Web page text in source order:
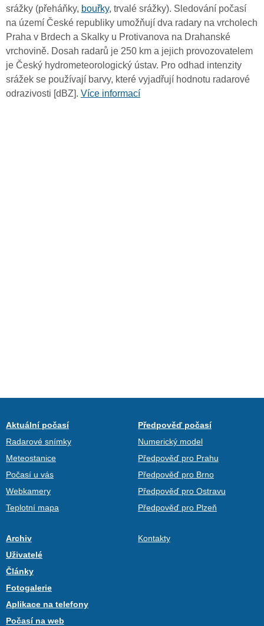
srážky (přeháňky, bouřky, trvalé srážky). Sledování počasí
na území České republiky umožňují dva radary na vrcholech
Praha v Brdech a Skalky u Protivanova na Drahanské
vrchovině. Dosah radarů je 250 km a jejich provozovatelem
je Český hydrometeorologický ústav. Pro odhad intenzity
srážek se používají barvy, které vyjadřují hodnotu radarové
odrazivosti [dBZ]. Více informací
Aktuální počasí
Radarové snímky
Meteostanice
Počasí u vás
Webkamery
Teplotní mapa
Předpověď počasí
Numerický model
Předpověď pro Prahu
Předpověď pro Brno
Předpověď pro Ostravu
Předpověď pro Plzeň
Archiv
Uživatelé
Články
Fotogalerie
Aplikace na telefony
Počasí na web
Kontakty